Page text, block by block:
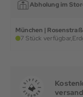
Abholung im
München |
7 Stück verfügbar,